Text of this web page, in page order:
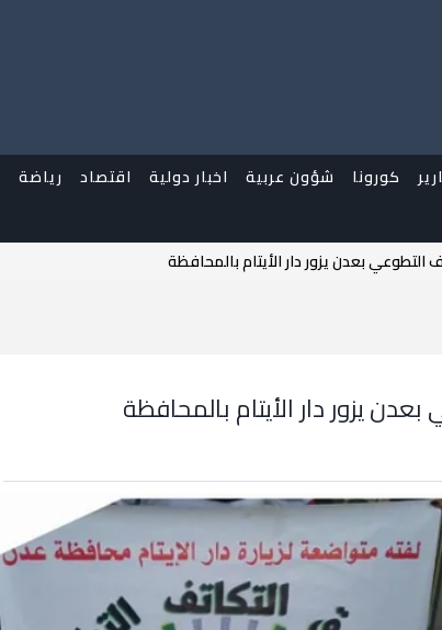
كورونا شؤون عربية اخبار دولية اقتصاد رياضة
التطوعي بعدن يزور دار الأيتام بالمحافظة
يزور دار الأيتام بالمحافظة